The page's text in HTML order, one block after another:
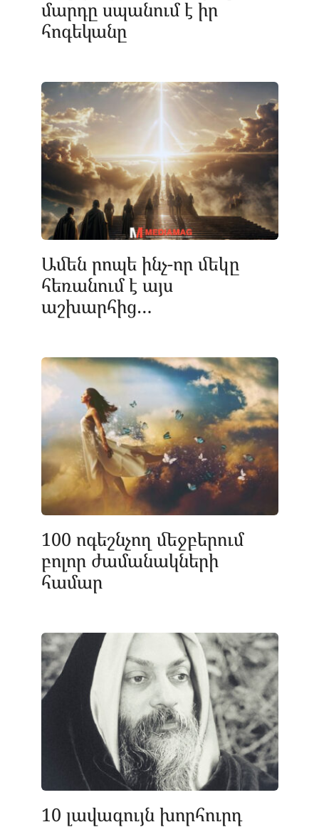
մարդը սպանում է իր
հոգեկանը
Ամեն րոպե ինչ-որ մեկը
հեռանում է այս
աշխարհից…
100 ոգեշնչող մեջբերում
բոլոր ժամանակների
համար
10 լավագույն խորհուրդ